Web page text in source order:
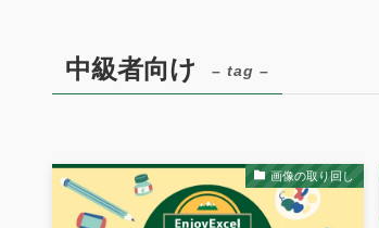
中級者向け – tag –
画像の取り回し